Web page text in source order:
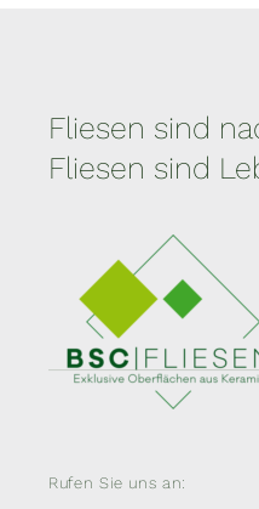
Fliesen sind
Fliesen sind
Rufen Sie uns an: